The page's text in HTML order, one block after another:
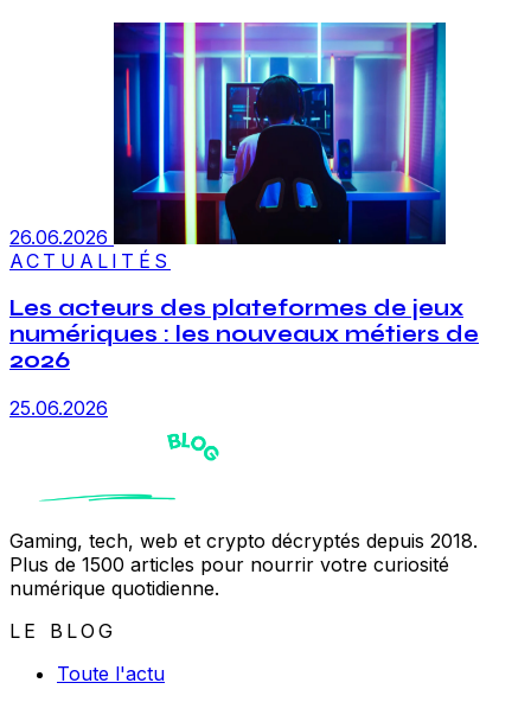
26.06.2026
ACTUALITÉS
Les acteurs des plateformes de jeux
numériques : les nouveaux métiers de
2026
25.06.2026
Gaming, tech, web et crypto décryptés depuis 2018.
Plus de 1500 articles pour nourrir votre curiosité
numérique quotidienne.
LE BLOG
Toute l'actu